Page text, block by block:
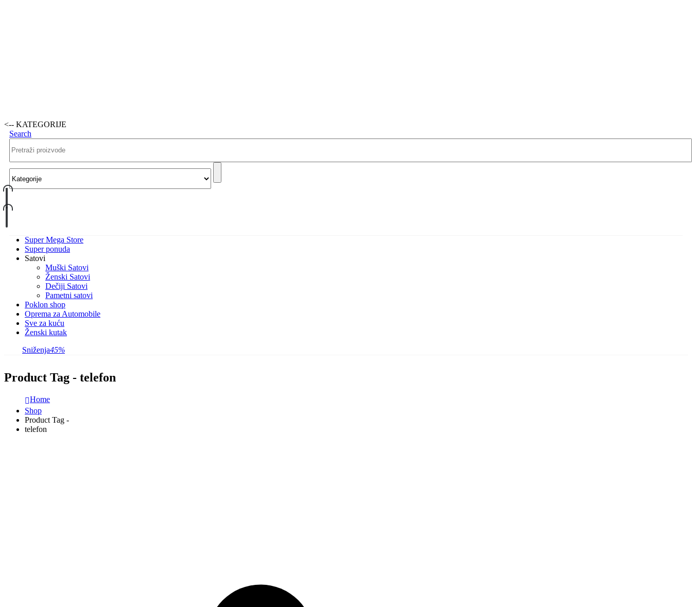
<-- KATEGORIJE
Search
Super Mega Store
Super ponuda
Satovi
Muški Satovi
Ženski Satovi
Dečiji Satovi
Pametni satovi
Poklon shop
Oprema za Automobile
Sve za kuću
Ženski kutak
Sniženja45%
Product Tag - telefon
Home
Shop
Product Tag -
telefon